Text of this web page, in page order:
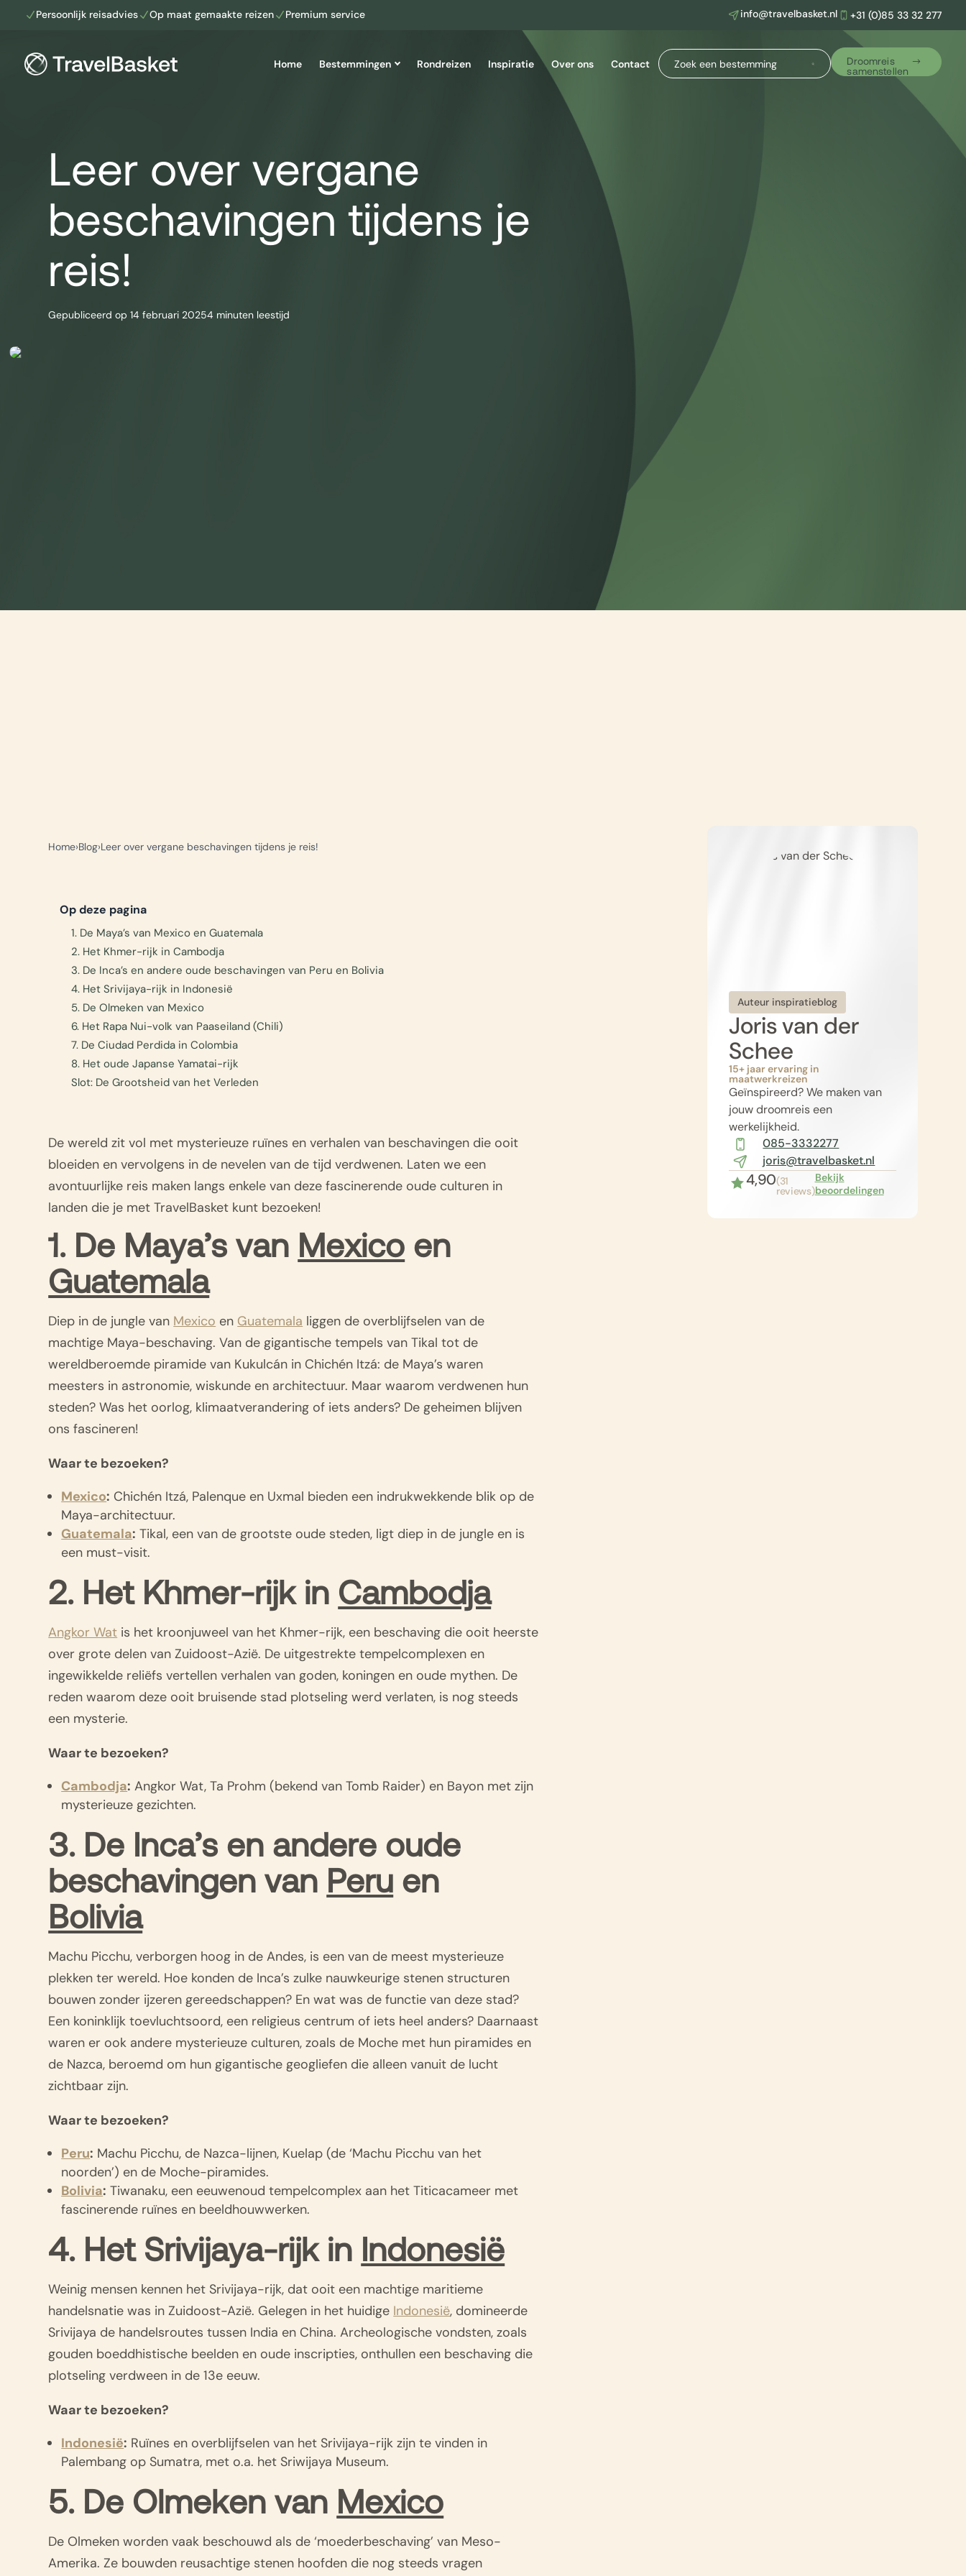
NPersoonlijk reisadviesNOp maat gemaakte reizenNPremium service info@travelbasket.nl +31 (0)85 33 32 277
Home Bestemmingen Rondreizen Inspiratie Over ons Contact
Droomreis
samenstellen
Leer over vergane
beschavingen tijdens je
reis!
Gepubliceerd op14 februari 20254 minuten leestijd
Home Blog Leer over vergane beschavingen tijdens je reis!
Op deze pagina
1. De Maya’s van Mexico en Guatemala
2. Het Khmer-rijk in Cambodja
3. De Inca’s en andere oude beschavingen van Peru en Bolivia
4. Het Srivijaya-rijk in Indonesië
5. De Olmeken van Mexico
6. Het Rapa Nui-volk van Paaseiland (Chili)
7. De Ciudad Perdida in Colombia
8. Het oude Japanse Yamatai-rijk
Slot: De Grootsheid van het Verleden
De wereld zit vol met mysterieuze ruïnes en verhalen van beschavingen die ooit
bloeiden en vervolgens in de nevelen van de tijd verdwenen. Laten we een
avontuurlijke reis maken langs enkele van deze fascinerende oude culturen in
landen die je met TravelBasket kunt bezoeken!
1. De Maya’s van Mexico en
Guatemala
Diep in de jungle van Mexico en Guatemala liggen de overblijfselen van de
machtige Maya-beschaving. Van de gigantische tempels van Tikal tot de
wereldberoemde piramide van Kukulcán in Chichén Itzá: de Maya’s waren
meesters in astronomie, wiskunde en architectuur. Maar waarom verdwenen hun
steden? Was het oorlog, klimaatverandering of iets anders? De geheimen blijven
ons fascineren!
Waar te bezoeken?
Mexico: Chichén Itzá, Palenque en Uxmal bieden een indrukwekkende blik op de
Maya-architectuur.
Guatemala: Tikal, een van de grootste oude steden, ligt diep in de jungle en is
een must-visit.
2. Het Khmer-rijk in Cambodja
Angkor Wat is het kroonjuweel van het Khmer-rijk, een beschaving die ooit heerste
over grote delen van Zuidoost-Azië. De uitgestrekte tempelcomplexen en
ingewikkelde reliëfs vertellen verhalen van goden, koningen en oude mythen. De
reden waarom deze ooit bruisende stad plotseling werd verlaten, is nog steeds
een mysterie.
Waar te bezoeken?
Cambodja: Angkor Wat, Ta Prohm (bekend van Tomb Raider) en Bayon met zijn
mysterieuze gezichten.
3. De Inca’s en andere oude
beschavingen van Peru en
Bolivia
Machu Picchu, verborgen hoog in de Andes, is een van de meest mysterieuze
plekken ter wereld. Hoe konden de Inca’s zulke nauwkeurige stenen structuren
bouwen zonder ijzeren gereedschappen? En wat was de functie van deze stad?
Een koninklijk toevluchtsoord, een religieus centrum of iets heel anders? Daarnaast
waren er ook andere mysterieuze culturen, zoals de Moche met hun piramides en
de Nazca, beroemd om hun gigantische geogliefen die alleen vanuit de lucht
zichtbaar zijn.
Waar te bezoeken?
Peru: Machu Picchu, de Nazca-lijnen, Kuelap (de ‘Machu Picchu van het
noorden’) en de Moche-piramides.
Bolivia: Tiwanaku, een eeuwenoud tempelcomplex aan het Titicacameer met
fascinerende ruïnes en beeldhouwwerken.
4. Het Srivijaya-rijk in Indonesië
Weinig mensen kennen het Srivijaya-rijk, dat ooit een machtige maritieme
handelsnatie was in Zuidoost-Azië. Gelegen in het huidige Indonesië, domineerde
Srivijaya de handelsroutes tussen India en China. Archeologische vondsten, zoals
gouden boeddhistische beelden en oude inscripties, onthullen een beschaving die
plotseling verdween in de 13e eeuw.
Waar te bezoeken?
Indonesië: Ruïnes en overblijfselen van het Srivijaya-rijk zijn te vinden in
Palembang op Sumatra, met o.a. het Sriwijaya Museum.
5. De Olmeken van Mexico
De Olmeken worden vaak beschouwd als de ‘moederbeschaving’ van Meso-
Amerika. Ze bouwden reusachtige stenen hoofden die nog steeds vragen
Auteur inspiratieblog
Joris van der
Schee
15+ jaar ervaring in
maatwerkreizen
Geïnspireerd? We maken van
jouw droomreis een
werkelijkheid.
085-3332277
joris@travelbasket.nl
4,90(31
reviews)
Bekijk
beoordelingen
Madagaskar
Namibië
Zuid-Afrika
Bolivia
Brazilië
Chili
Colombia
Ecuador
Peru
Cambodja
Indonesië
Japan
Malediven